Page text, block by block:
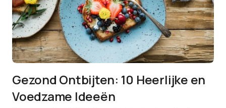
Gezond Ontbijten: 10 Heerlijke en
Voedzame Ideeën